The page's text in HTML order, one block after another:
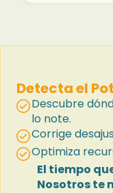
Detecta el
check_circleDescubre
lo note.
check_circleCorrige
check_circleOptimiza
El tiempo
Nosotros te